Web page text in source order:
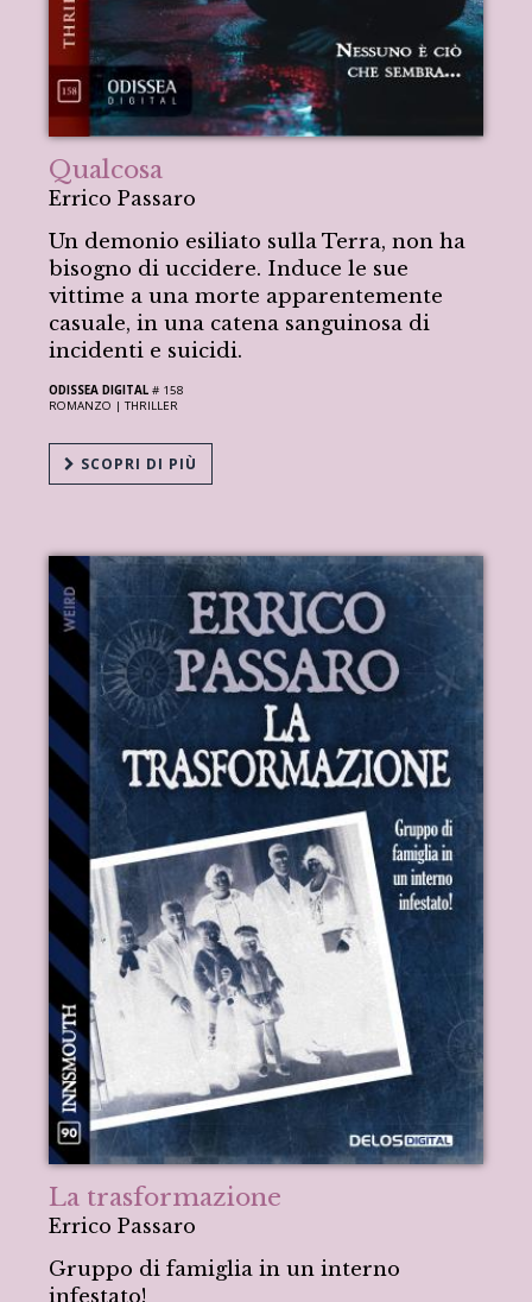
Qualcosa
Errico Passaro
Un demonio esiliato sulla Terra, non ha
bisogno di uccidere. Induce le sue
vittime a una morte apparentemente
casuale, in una catena sanguinosa di
incidenti e suicidi.
ODISSEA DIGITAL # 158
ROMANZO |THRILLER
SCOPRI DI PIÙ
La trasformazione
Errico Passaro
Gruppo di famiglia in un interno
infestato!